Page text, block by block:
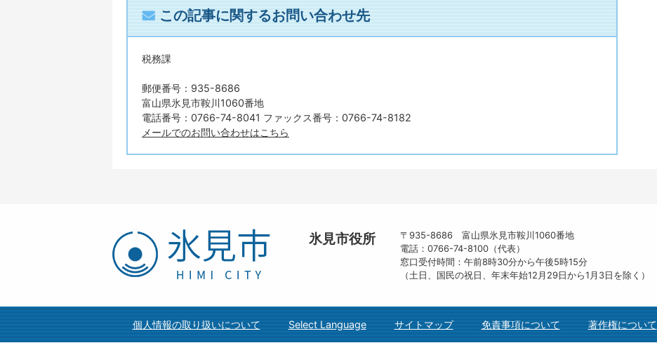
この記事に関するお問い合わせ先
税務課
郵便番号：935-8686
富山県氷見市鞍川1060番地
電話番号：0766-74-8041 ファックス番号：0766-74-8182
メールでのお問い合わせはこちら
氷
見
市
HIMI
氷見市役所
〒935-8686 富山県氷見市鞍川1060番地
電話：0766-74-8100（代表）
窓口受付時間：午前8時30分から午後5時15分
（土日、国民の祝日、年末年始12月29日から1月3日を除く）
個人情報の取り扱いについて Select Language サイトマップ 免責事項について 著作権について